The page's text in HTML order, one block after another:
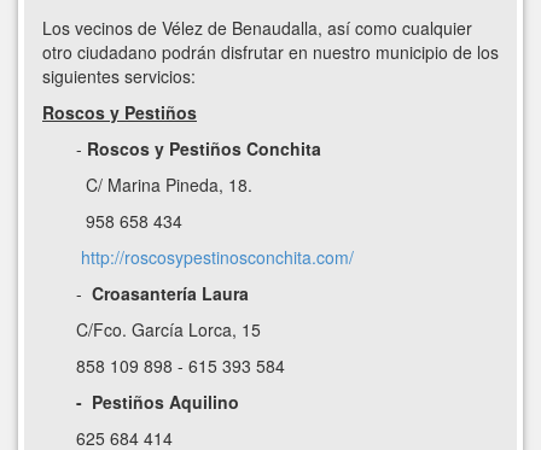
Los vecinos de Vélez de Benaudalla, así como cualquier
otro ciudadano podrán disfrutar en nuestro municipio de los
siguientes servicios:
Roscos y Pestiños
- Roscos y Pestiños Conchita
C/ Marina Pineda, 18.
958 658 434
http://roscosypestinosconchita.com/
- Croasantería Laura
C/Fco. García Lorca, 15
858 109 898 - 615 393 584
- Pestiños Aquilino
625 684 414